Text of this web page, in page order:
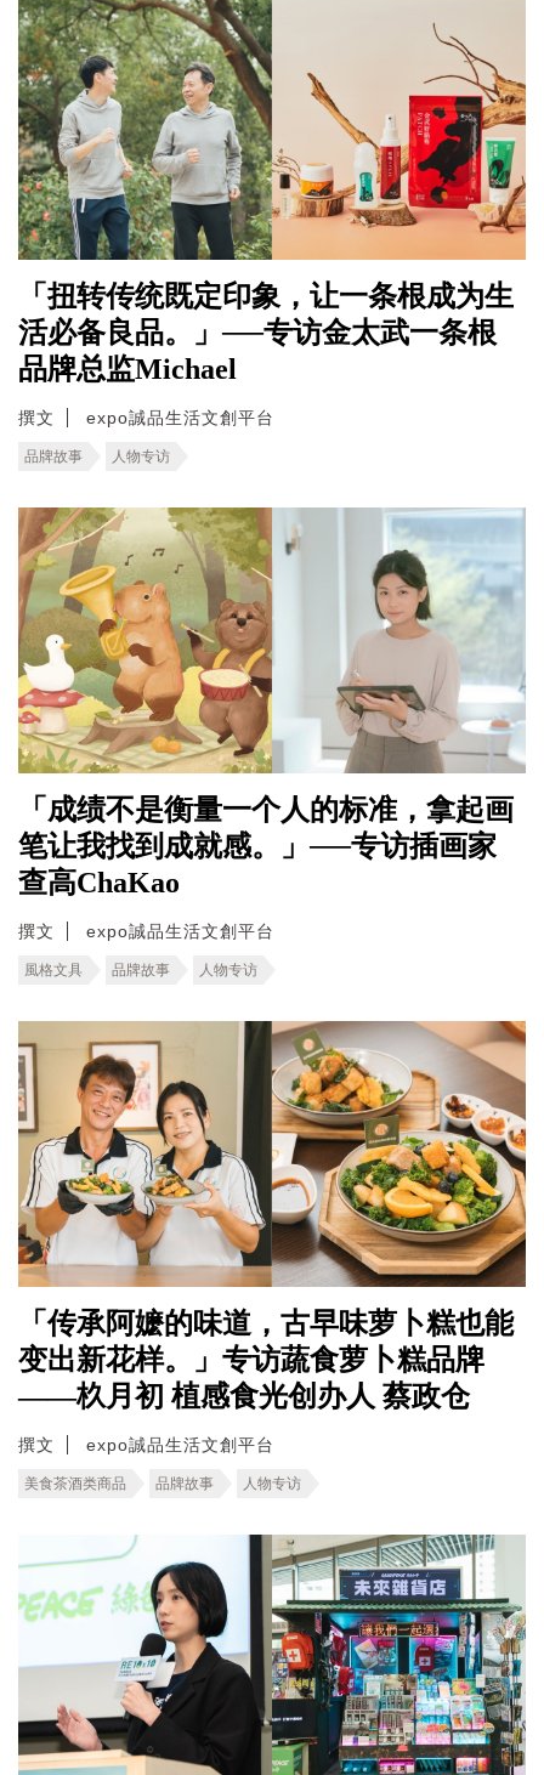
「扭转传统既定印象，让一条根成为生
活必备良品。」──专访金太武一条根
品牌总监Michael
撰文 expo誠品生活文創平台
品牌故事 人物专访
「成绩不是衡量一个人的标准，拿起画
笔让我找到成就感。」──专访插画家
查高ChaKao
撰文 expo誠品生活文創平台
風格文具 品牌故事 人物专访
「传承阿嬷的味道，古早味萝卜糕也能
变出新花样。」专访蔬食萝卜糕品牌
——杦月初 植感食光创办人 蔡政仓
撰文 expo誠品生活文創平台
美食茶酒类商品 品牌故事 人物专访